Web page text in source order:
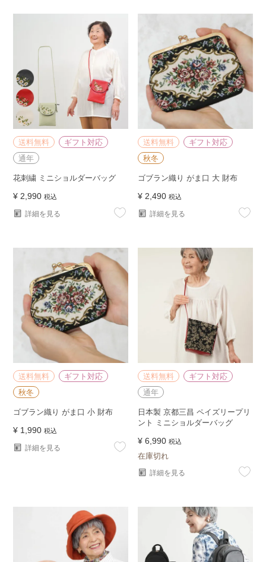
送料無料
ギフト対応
通年
花刺繍 ミニショルダーバッグ
¥ 2,990 税込
詳細を見る
送料無料
ギフト対応
秋冬
ゴブラン織り がま口 大 財布
¥ 2,490 税込
詳細を見る
送料無料
ギフト対応
秋冬
ゴブラン織り がま口 小 財布
¥ 1,990 税込
詳細を見る
送料無料
ギフト対応
通年
日本製 京都三昌 ペイズリープリ
ント ミニショルダーバッグ
¥ 6,990 税込
在庫切れ
詳細を見る